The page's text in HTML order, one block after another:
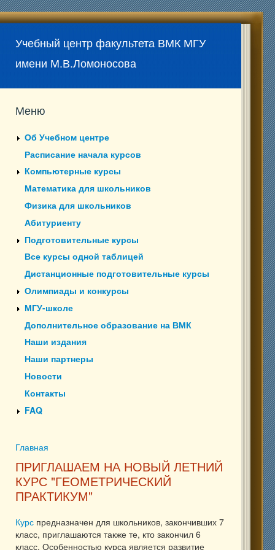
Учебный центр факультета ВМК МГУ
имени М.В.Ломоносова
Меню
Об Учебном центре
Расписание начала курсов
Компьютерные курсы
Математика для школьников
Физика для школьников
Абитуриенту
Подготовительные курсы
Все курсы одной таблицей
Дистанционные подготовительные курсы
Олимпиады и конкурсы
МГУ-школе
Дополнительное образование на ВМК
Наши издания
Наши партнеры
Новости
Контакты
FAQ
Вы здесь
Главная
ПРИГЛАШАЕМ НА НОВЫЙ ЛЕТНИЙ
КУРС "ГЕОМЕТРИЧЕСКИЙ
ПРАКТИКУМ"
Курс предназначен для школьников, закончивших 7
класс, приглашаются также те, кто закончил 6
класс. Особенностью курса является развитие